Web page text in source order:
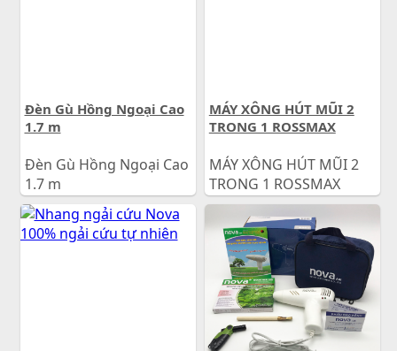
Đèn Gù Hồng Ngoại Cao
1.7 m
Đèn Gù Hồng Ngoại Cao
1.7 m
Giá:850.000đ
MÁY XÔNG HÚT MŨI 2
TRONG 1 ROSSMAX
MÁY XÔNG HÚT MŨI 2
TRONG 1 ROSSMAX
Giá:900.000đ